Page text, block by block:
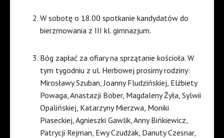
W sobotę o 18.00 spotkanie kandydatów do
bierzmowania z III kl. gimnazjum.
Bóg zapłać za ofiary na sprzątanie kościoła. W
tym tygodniu z ul. Herbowej prosimy rodziny:
Mirosławy Szuban, Joanny Fludzińskiej, Elżbiety
Powaga, Anastazji Bober, Magdaleny Żyła, Sylwii
Opalińskiej, Katarzyny Mierzwa, Moniki
Piaseckiej, Agnieszki Gawlik, Anny Bińkiewicz,
Patrycji Rejman, Ewy Czudżak, Danuty Czesnar,